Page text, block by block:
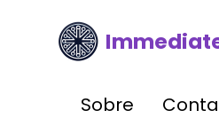
Sobre